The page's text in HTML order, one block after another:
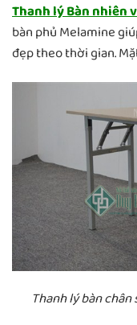
Thanh lý Bàn nhiên
bàn phủ Melamine
đẹp theo thời gian.
Thanh lý bàn